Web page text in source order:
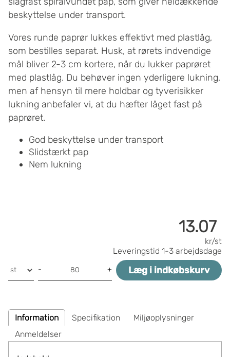
beskyttelse under transport.
Vores runde paprør lukkes effektivt med plastlåg,
som bestilles separat. Husk, at rørets indvendige
mål bliver 2-3 cm kortere, når du lukker paprøret
med plastlåg. Du behøver ingen yderligere lukning,
men af hensyn til mere holdbar og tyverisikker
lukning anbefaler vi, at du hæfter låget fast på
paprøret.
God beskyttelse under transport
Slidstærkt pap
Nem lukning
13.07
kr/st
Leveringstid 1-3 arbejdsdage
- + Læg i indkøbskurv
Information Specifikation
Miljøoplysninger
Anmeldelser